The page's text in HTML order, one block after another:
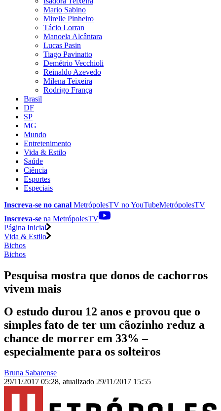
Mario Sabino
Mirelle Pinheiro
Tácio Lorran
Manoela Alcântara
Lucas Pasin
Tiago Pavinatto
Demétrio Vecchioli
Reinaldo Azevedo
Milena Teixeira
Rodrigo França
Brasil
DF
SP
MG
Mundo
Entretenimento
Vida & Estilo
Saúde
Ciência
Esportes
Especiais
Inscreva-se no canal MetrópolesTV noYouTubeMetrópolesTV
Inscreva-se na MetrópolesTV
Página Inicial
Vida & Estilo
Bichos
Bichos
Pesquisa mostra que donos de cachorros
vivem mais
O estudo durou 12 anos e provou que o
simples fato de ter um cãozinho reduz a
chance de morrer em 33% –
especialmente para os solteiros
Bruna Sabarense
29/11/2017 05:28, atualizado 29/11/2017 15:55